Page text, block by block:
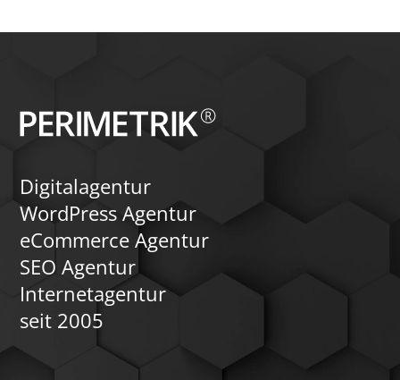
Digitalagentur
WordPress Agentur
eCommerce Agentur
SEO Agentur
Internetagentur
seit 2005